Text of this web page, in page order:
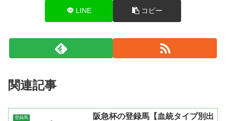
LINE コピー
関連記事
登録馬
阪急杯の登録馬【血統タイプ別出